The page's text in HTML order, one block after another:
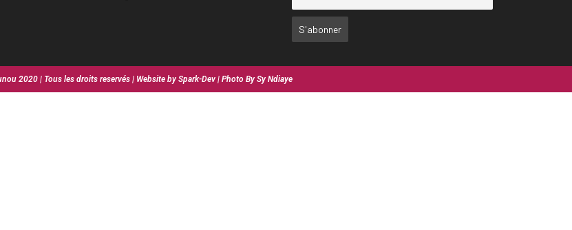
2020 | Tous les droits reservés | Website by Spark-Dev | Photo By Sy Ndiaye